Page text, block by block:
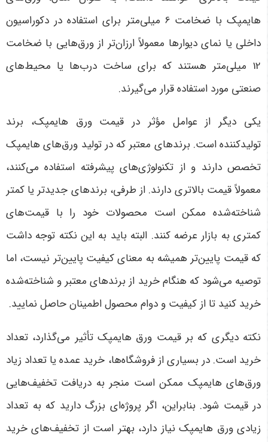
هایمپک با ضخامت 6 میلی‌متر برای استفاده در دکوراسیون
داخلی یا نمای دیوارها معمولاً ارزان‌تر از ورق‌هایی با ضخامت
12 میلی‌متر هستند که برای ساخت درب‌ها یا محیط‌های
صنعتی مورد استفاده قرار می‌گیرند.
یکی دیگر از عوامل مؤثر در قیمت ورق هایمپک، برند
تولیدکننده است. برندهای معتبر که در تولید ورق‌های هایمپک
تخصص دارند و از تکنولوژی‌های پیشرفته استفاده می‌کنند،
معمولاً قیمت بالاتری دارند. از طرفی، برندهای جدیدتر یا کمتر
شناخته‌شده ممکن است محصولات خود را با قیمت‌های
کمتری به بازار عرضه کنند. البته باید به این نکته توجه داشت
که قیمت پایین‌تر همیشه به معنای کیفیت پایین‌تر نیست، اما
توصیه می‌شود که هنگام خرید از برندهای معتبر و شناخته‌شده
خرید کنید تا از کیفیت و دوام محصول اطمینان حاصل نمایید.
نکته دیگری که بر قیمت ورق هایمپک تأثیر می‌گذارد، تعداد
خرید است. در بسیاری از فروشگاه‌ها، خرید عمده یا تعداد زیاد
ورق‌های هایمپک ممکن است منجر به دریافت تخفیف‌هایی
در قیمت شود. بنابراین، اگر پروژه‌ای بزرگ دارید که به تعداد
زیادی ورق هایمپک نیاز دارد، بهتر است از تخفیف‌های خرید